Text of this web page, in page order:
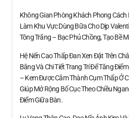
Không Gian Phòng Khách Phong
Làm Khu Vực Dùng Bữa Cho Dịp
Tông Trắng – Bạc Phủ Chồng, Tạo Bề
Hệ Nến Cao Thấp Đan Xen Đặt Trên
Băng Và Chi Tiết Trang Trí Để Tăng
– Kem Được Cắm Thành Cụm Thấp Ở
Giúp Mở Rộng Bố Cục Theo Chiều
Điểm Giữa Bàn.